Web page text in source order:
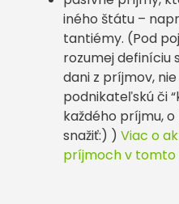
iného štátu –
tantiémy. (Pod
rozumej definíciu
dani z príjmov,
podnikateľskú či
každého príjmu,
snažiť:) ) Viac o
príjmoch v tomto